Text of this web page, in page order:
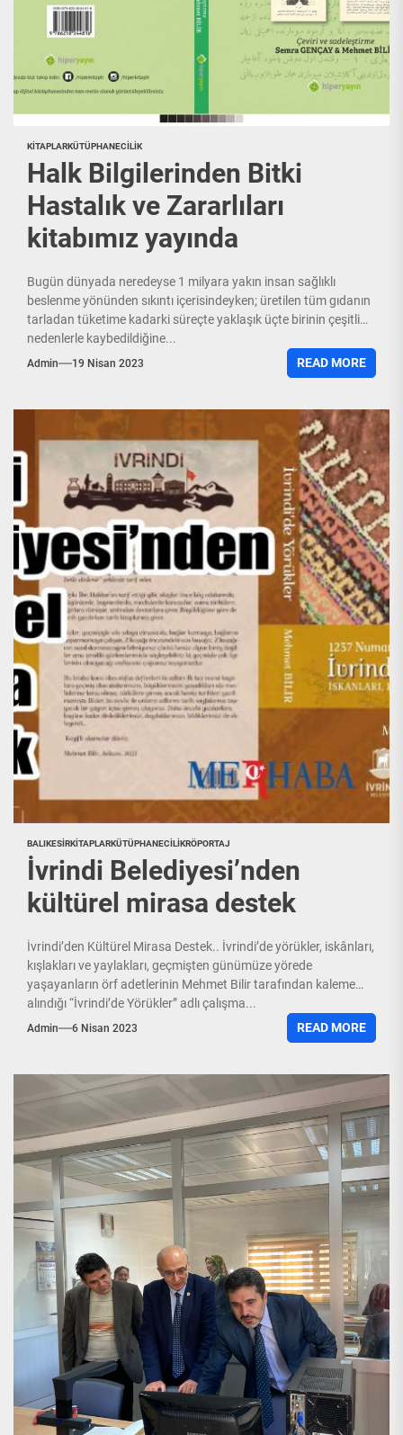
KITAPLARKÜTÜPHANECILIK
Halk Bilgilerinden Bitki
Hastalık ve Zararlıları
kitabımız yayında
Bugün dünyada neredeyse 1 milyara yakın insan sağlıklı
beslenme yönünden sıkıntı içerisindeyken; üretilen tüm gıdanın
tarladan tüketime kadarki süreçte yaklaşık üçte birinin çeşitli
nedenlerle kaybedildiğine...
Admin 19 Nisan 2023 READ MORE
BALIKESIRKITAPLARKÜTÜPHANECILIKRÖPORTAJ
İvrindi Belediyesi’nden
kültürel mirasa destek
İvrindi’den Kültürel Mirasa Destek.. İvrindi’de yörükler, iskânları,
kışlakları ve yaylakları, geçmişten günümüze yörede
yaşayanların örf adetlerinin Mehmet Bilir tarafından kaleme
alındığı “İvrindi’de Yörükler” adlı çalışma...
Admin 6 Nisan 2023 READ MORE